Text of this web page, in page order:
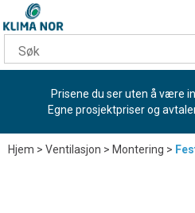
Prisene du ser uten å være
Egne prosjektpriser og
Hjem>Ventilasjon>Montering>